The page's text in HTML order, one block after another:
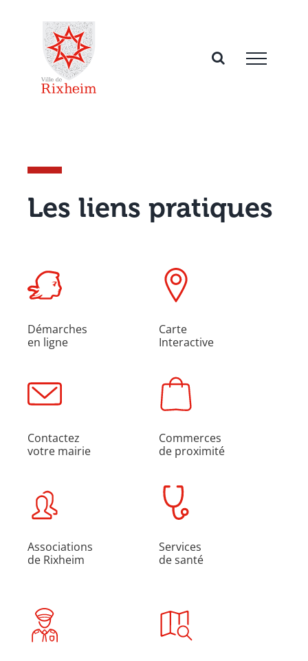
Les liens pratiques
Démarches
en ligne
Carte
Interactive
Contactez
votre mairie
Commerces
de proximité
Associations
de Rixheim
Services
de santé